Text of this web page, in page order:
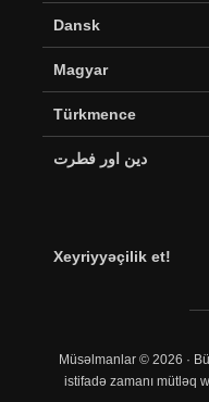
Dansk
Magyar
Türkmence
دین اور فطرت
Xeyriyyəçilik et!
Müsəlmanlar © 2026 ·
istifadə zamanı mütləq